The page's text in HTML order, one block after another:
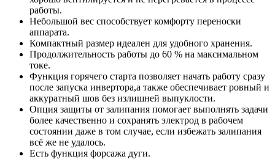
работы.
Небольшой вес способствует комфорту переноски
аппарата.
Компактный размер идеален для удобного хранения.
Продолжительность работы до 60 % на максимальном
токе.
Функция горячего старта позволяет начать работу сразу
после запуска инвертора,а также обеспечивает ровный и
аккуратный шов без излишней выпуклости.
Опция защиты от залипания помогает выполнять задачи
более качественно и сохранять электрод в рабочем
состоянии даже в том случае, если избежать залипания
всё же не удалось.
Есть функция форсажа дуги.